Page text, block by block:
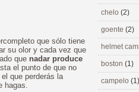
que sólo tiene
su olor y cada vez que
que nadar produce
el punto de que no
que perderás la
hagas.
chelo (2)
goente (2)
helmet
boston (1)
campelo (1)